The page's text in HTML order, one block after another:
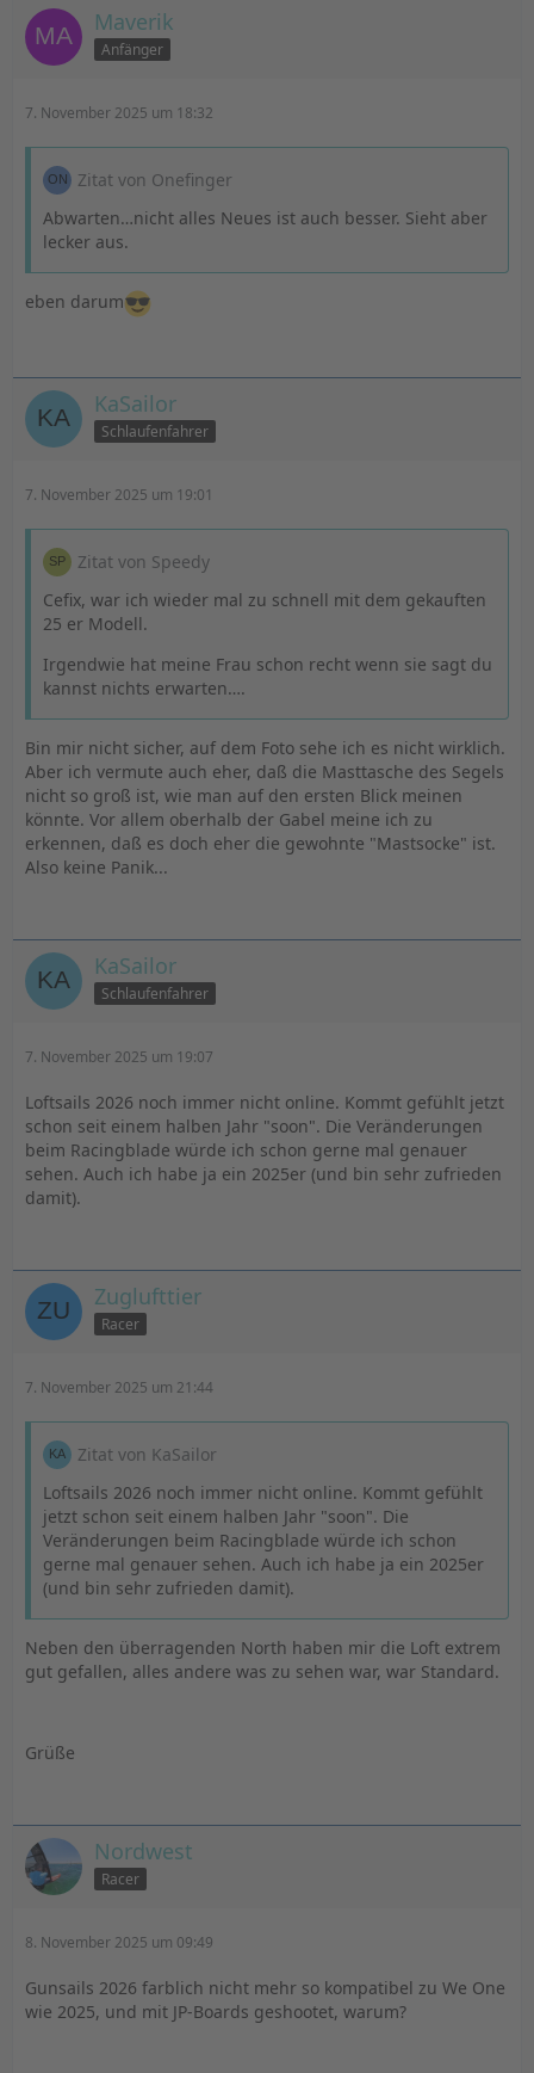
Maverik
Anfänger
7. November 2025 um 18:32
Zitat von Onefinger
Abwarten…nicht alles Neues ist auch besser. Sieht aber
lecker aus.
eben darum
KaSailor
Schlaufenfahrer
7. November 2025 um 19:01
Zitat von Speedy
Cefix, war ich wieder mal zu schnell mit dem gekauften
25 er Modell.
Irgendwie hat meine Frau schon recht wenn sie sagt du
kannst nichts erwarten….
Bin mir nicht sicher, auf dem Foto sehe ich es nicht wirklich.
Aber ich vermute auch eher, daß die Masttasche des Segels
nicht so groß ist, wie man auf den ersten Blick meinen
könnte. Vor allem oberhalb der Gabel meine ich zu
erkennen, daß es doch eher die gewohnte "Mastsocke" ist.
Also keine Panik...
KaSailor
Schlaufenfahrer
7. November 2025 um 19:07
Loftsails 2026 noch immer nicht online. Kommt gefühlt jetzt
schon seit einem halben Jahr "soon". Die Veränderungen
beim Racingblade würde ich schon gerne mal genauer
sehen. Auch ich habe ja ein 2025er (und bin sehr zufrieden
damit).
Zuglufttier
Racer
7. November 2025 um 21:44
Zitat von KaSailor
Loftsails 2026 noch immer nicht online. Kommt gefühlt
jetzt schon seit einem halben Jahr "soon". Die
Veränderungen beim Racingblade würde ich schon
gerne mal genauer sehen. Auch ich habe ja ein 2025er
(und bin sehr zufrieden damit).
Neben den überragenden North haben mir die Loft extrem
gut gefallen, alles andere was zu sehen war, war Standard.
Grüße
Nordwest
Racer
8. November 2025 um 09:49
Gunsails 2026 farblich nicht mehr so kompatibel zu We One
wie 2025, und mit JP-Boards geshootet, warum?